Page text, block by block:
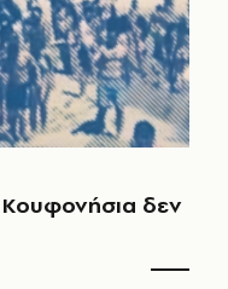
Κουφονήσια δεν